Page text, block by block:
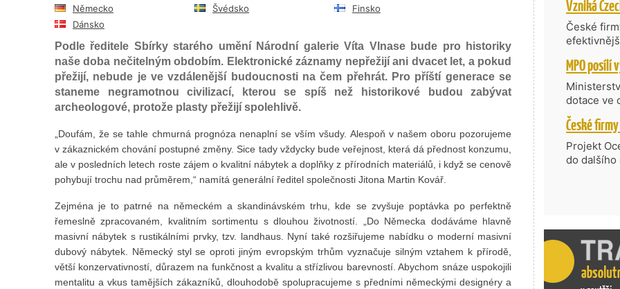
Německo Švédsko
Finsko
Dánsko
Podle ředitele Sbírky starého umění Národní galerie Víta Vlnase bude pro historiky
naše doba nečitelným obdobím. Elektronické záznamy nepřežijí ani dvacet let, a pokud
přežijí, nebude je ve vzdálenější budoucnosti na čem přehrát. Pro příští generace se
staneme negramotnou civilizací, kterou se spíš než historikové budou zabývat
archeologové, protože plasty přežijí spolehlivě.
„Doufám, že se tahle chmurná prognóza nenaplní se vším všudy. Alespoň v našem oboru pozorujeme
v zákaznickém chování postupné změny. Sice tady vždycky bude veřejnost, která dá přednost konzumu,
ale v posledních letech roste zájem o kvalitní nábytek a doplňky z přírodních materiálů, i když se cenově
pohybují trochu nad průměrem,“ namítá generální ředitel společnosti Jitona Martin Kovář.
Zejména je to patrné na německém a skandinávském trhu, kde se zvyšuje poptávka po perfektně
řemeslně zpracovaném, kvalitním sortimentu s dlouhou životností. „Do Německa dodáváme hlavně
masivní nábytek s rustikálními prvky, tzv. landhaus. Nyní také rozšiřujeme nabídku o moderní masivní
dubový nábytek. Německý styl se oproti jiným evropským trhům vyznačuje silným vztahem k přírodě,
větší konzervativností, důrazem na funkčnost a kvalitu a střízlivou barevností. Abychom snáze uspokojili
mentalitu a vkus tamějších zákazníků, dlouhodobě spolupracujeme s předními německými designéry a
České
nabídne
zahraniční
dotace ve
Transfer,
Částkou
umělé
do
Projekt
do dalšího
prosazují
nejen
příběh.